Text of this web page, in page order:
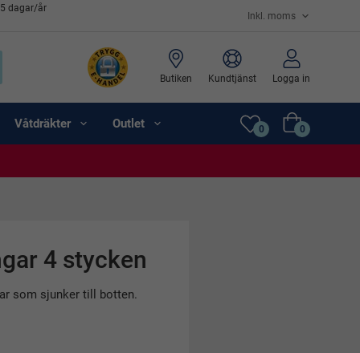
dagar/år
Butiken Kundtjänst Logga in
Våtdräkter Outlet 0 0
4 stycken
som sjunker till botten.